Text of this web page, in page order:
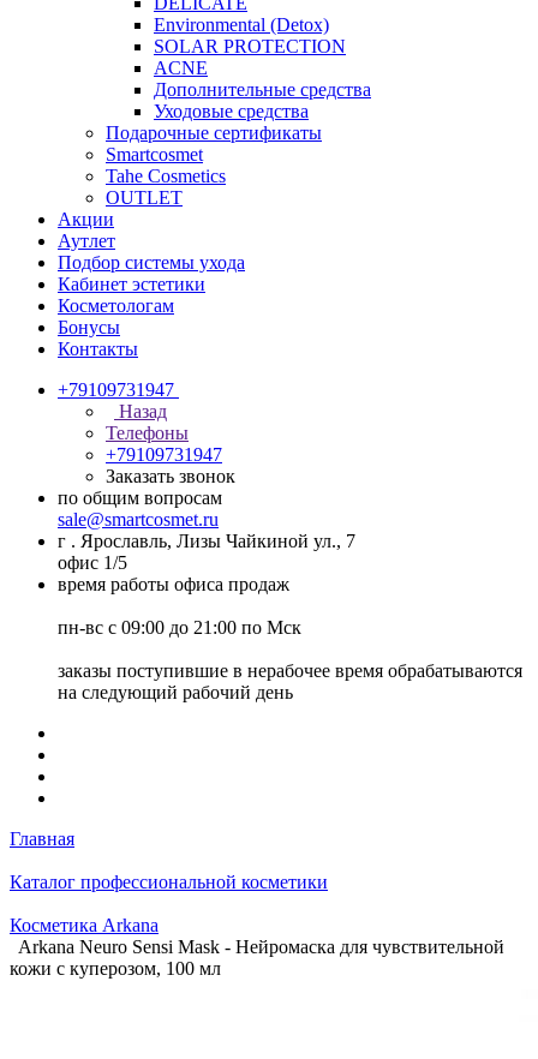
Environmental (Detox)
SOLAR PROTECTION
АCNE
Дополнительные средства
Уходовые средства
Подарочные сертификаты
Smartcosmet
Tahe Cosmetics
OUTLET
Акции
Аутлет
Подбор системы ухода
Кабинет эстетики
Косметологам
Бонусы
Контакты
+79109731947
Назад
Телефоны
+79109731947
Заказать звонок
по общим вопросам
sale@smartcosmet.ru
г . Ярославль, Лизы Чайкиной ул., 7
офис 1/5
время работы офиса продаж
пн-вс с 09:00 до 21:00 по Мск
заказы поступившие в нерабочее время обрабатываются
на следующий рабочий день
Главная
Каталог профессиональной косметики
Косметика Arkana
Arkana Neuro Sensi Mask - Нейромаска для чувствительной
кожи с куперозом, 100 мл